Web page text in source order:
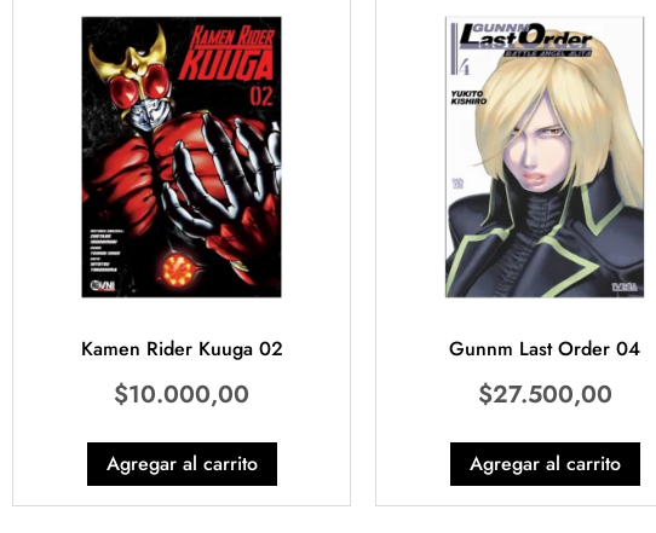
Kamen Rider Kuuga 02
$10.000,00
Agregar al carrito
Gunnm Last Order 04
$27.500,00
Agregar al carrito